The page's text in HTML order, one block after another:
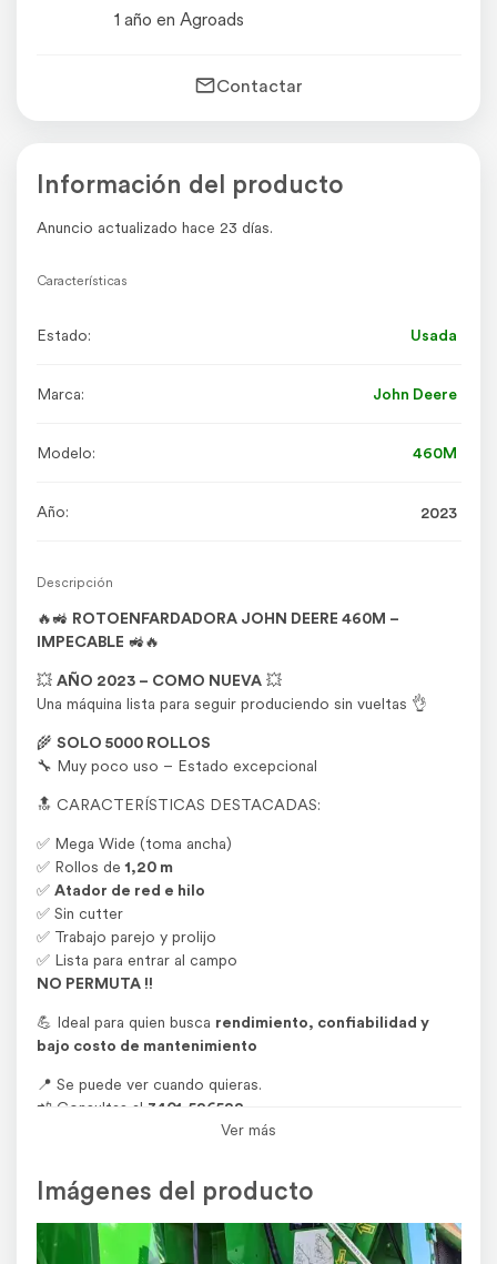
1 año en Agroads
Contactar
Información del producto
Anuncio actualizado hace 23 días.
Características
Estado: Usada
Marca: John Deere
Modelo: 460M
Año: 2023
Descripción
🔥🚜 ROTOENFARDADORA JOHN DEERE 460M –
IMPECABLE 🚜🔥
💥 AÑO 2023 – COMO NUEVA💥
Una máquina lista para seguir produciendo sin vueltas 👌
🌾 SOLO 5000 ROLLOS
🔧 Muy poco uso – Estado excepcional
🔝 CARACTERÍSTICAS DESTACADAS:
✅ Mega Wide (toma ancha)
✅ Rollos de1,20 m
✅ Atador de red e hilo
✅ Sin cutter
✅ Trabajo parejo y prolijo
✅ Lista para entrar al campo
NO PERMUTA !!
💪 Ideal para quien busca rendimiento, confiabilidad y
bajo costo de mantenimiento
📍 Se puede ver cuando quieras.
📲 Consultas al 3401-526522
Por cualquier consultaescribinos haciendo clic aquí
Ver más
Imágenes del producto